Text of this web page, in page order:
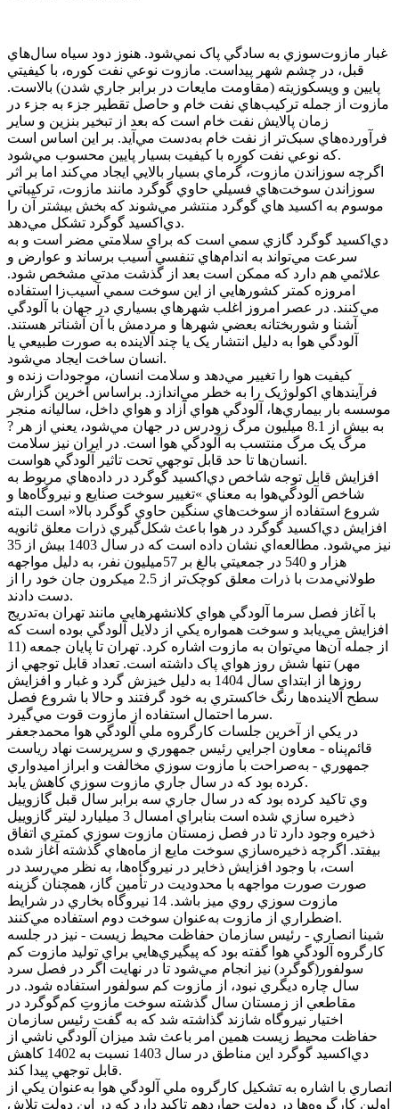
غبار مازوت‌سوزي به سادگي پاک نمي‌شود. هنوز دود سياه‌ سال‌هاي
قبل، در چشم شهر پيداست. مازوت نوعي نفت کوره، با کيفيتي
پايين و ويسکوزيته‌ (مقاومت مايعات در برابر جاري شدن) بالاست.
مازوت از جمله ترکيب‌هاي نفت خام و حاصل تقطير جزء به جزء در
زمان پالايش نفت خام است که بعد از تبخير بنزين و ساير
فرآورده‌هاي سبک‌تر از نفت خام به‌دست مي‌آيد. بر اين اساس است
که نوعي نفت کوره با کيفيت بسيار پايين محسوب مي‌شود.
اگرچه سوزاندن مازوت، گرماي بسيار بالايي ايجاد مي‌کند اما بر اثر
سوزاندن سوخت‌هاي فسيلي حاوي گوگرد مانند مازوت، ترکيباتي
موسوم به اکسيد هاي گوگرد منتشر مي‌شوند که بخش بيشتر آن‌ را
دي‌اکسيد گوگرد تشکل مي‌دهد.
دي‌اکسيد گوگرد گازي سمي است که براي سلامتي مضر است و به
سرعت مي‌تواند به اندام‌هاي تنفسي آسيب برساند و عوارض و
علائمي هم دارد که ممکن است بعد از گذشت مدتي مشخص شود.
امروزه کمتر کشورهايي از اين سوخت سمي آسيب‌زا استفاده
مي‌کنند. در عصر امروز اغلب شهرهاي بسياري در جهان با آلودگي
آشنا و شوربختانه بعضي شهرها و مردمش با آن آشناتر هستند.
آلودگي هوا به دليل انتشار يک يا چند آلاينده به صورت طبيعي يا
انسان ساخت ايجاد مي‌شود.
کيفيت هوا را تغيير مي‌دهد و سلامت انسان، موجودات زنده و
فرآيندهاي اکولوژيک را به خطر مي‌اندازد. براساس آخرين گزارش
موسسه بار بيماري‌ها، آلودگي هواي آزاد و هواي داخل، ساليانه منجر
به بيش از 8.1 ميليون مرگ زودرس در جهان مي‌شود، يعني از هر ?
مرگ يک مرگ منتسب به آلودگي هوا است. در ايران نيز سلامت
انسان‌ها تا حد قابل توجهي تحت تاثير آلودگي هواست.
افزايش قابل توجه شاخص دي‌اکسيد گوگرد در داده‌هاي مربوط به
شاخص آلودگي‌هوا به معناي »تغيير سوخت صنايع و نيروگاه‌ها و
شروع استفاده از سوخت‌هاي سنگين حاوي گوگرد بالا« است البته
افزايش دي‌اکسيد گوگرد در هوا باعث شکل‌گيري ذرات معلق ثانويه
نيز مي‌شود. مطالعه‌اي نشان داده است که در سال 1403 بيش از 35
هزار و 540 در جمعيتي بالغ بر 57ميليون نفر، به دليل مواجهه
طولاني‌مدت با ذرات معلق کوچک‌تر از 2.5 ميکرون جان خود را از
دست دادند.
با آغاز فصل سرما آلودگي هواي کلانشهرهايي مانند تهران به‌تدريج
افزايش مي‌يابد و سوخت همواره يکي از دلايل آلودگي بوده است که
از جمله آن‌ها مي‌توان به مازوت اشاره کرد. تهران تا پايان جمعه (11
مهر) تنها شش روز هواي پاک داشته است. تعداد قابل توجهي از
روزها از ابتداي سال 1404 به دليل خيزش گرد و غبار و افزايش
سطح آلاينده‌ها رنگ خاکستري به خود گرفتند و حالا با شروع فصل
سرما احتمال استفاده از مازوت قوت مي‌گيرد.
در يکي از آخرين جلسات کارگروه‌ ملي آلودگي هوا محمدجعفر
قائم‌پناه - معاون اجرايي رئيس جمهوري و سرپرست نهاد رياست
جمهوري - به‌صراحت با مازوت سوزي مخالفت و ابراز اميدواري
کرده بود که در سال جاري مازوت سوزي کاهش يابد.
وي تاکيد کرده بود که در سال جاري سه برابر سال قبل گازوييل
ذخيره سازي شده است بنابراي امسال 3 ميليارد ليتر گازوييل
ذخيره وجود دارد تا در فصل زمستان مازوت سوزي کمتري اتفاق
بيفتد. اگرچه ذخيره‌سازي سوخت مايع از ماه‌هاي گذشته آغاز شده
است،‌ با وجود افزايش ذخاير در نيروگاه‌ها، به نظر مي‌رسد در
صورت صورت مواجهه با محدوديت‌ در تأمين گاز، همچنان گزينه
مازوت سوزي روي ميز باشد. 14 نيروگاه بخاري در شرايط
اضطراري از مازوت به‌عنوان سوخت دوم استفاده مي‌کنند.
شينا انصاري - رئيس سازمان حفاظت محيط زيست - نيز در جلسه
کارگروه آلودگي هوا گفته بود که پيگيري‌هايي براي توليد مازوت کم
سولفور(گوگرد) نيز انجام مي‌شود تا در نهايت اگر در فصل سرد
سال چاره ديگري نبود، از مازوت کم سولفور استفاده شود. در
مقاطعي از زمستان سال گذشته سوخت مازوتِ کم‌گوگرد در
اختيار نيروگاه شازند گذاشته شد که به گفت رئيس سازمان
حفاظت محيط زيست همين امر باعث شد ميزان آلودگي ناشي از
دي‌اکسيد گوگرد اين مناطق در سال 1403 نسبت به 1402 کاهش
قابل‌ توجهي پيدا کند.
انصاري با اشاره به تشکيل کارگروه ملي آلودگي هوا به‌عنوان يکي از
اولين کارگروه‌ها در دولت چهاردهم تاکيد دارد که در اين دولت تلاش